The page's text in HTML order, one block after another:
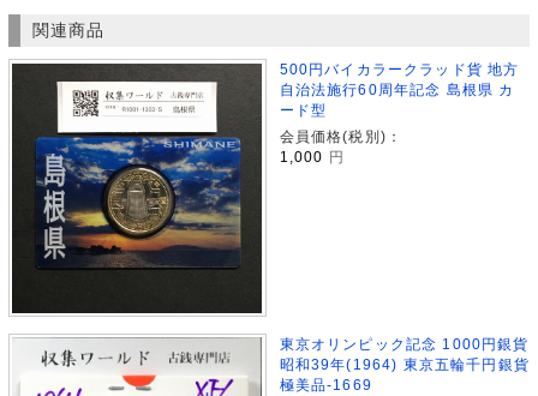
関連商品
500円バイカラークラッド貨 地方
自治法施行60周年記念 島根県 カ
ード型
会員価格(税別)：
1,000
円
東京オリンピック記念 1000円銀貨
昭和39年(1964) 東京五輪千円銀貨
極美品-1669